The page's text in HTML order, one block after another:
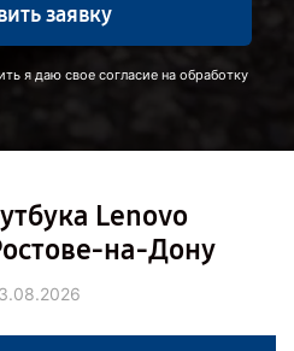
заявку
я даю свое согласие на обработку
Lenovo
на-Дону